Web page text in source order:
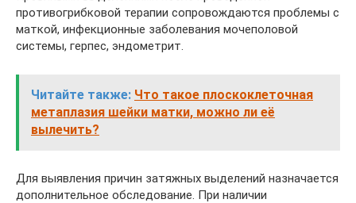
противогрибковой терапии сопровождаются проблемы с
маткой, инфекционные заболевания мочеполовой
системы, герпес, эндометрит.
Читайте также: Что такое плоскоклеточная
метаплазия шейки матки, можно ли её
вылечить?
Для выявления причин затяжных выделений назначается
дополнительное обследование. При наличии